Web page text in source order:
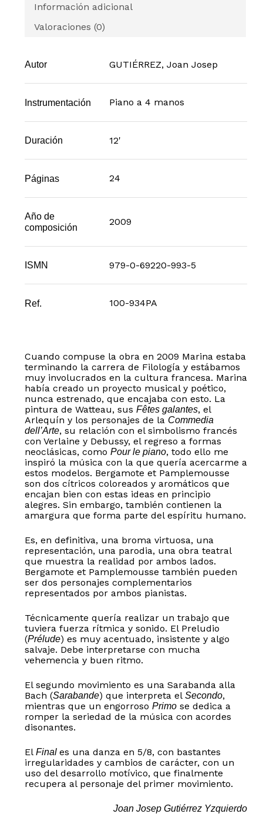
Información adicional
Valoraciones (0)
Autor GUTIÉRREZ, Joan Josep
Instrumentación Piano a 4 manos
Duración 12'
Páginas 24
Año de
composición
2009
ISMN 979-0-69220-993-5
Ref. 100-934PA
Cuando compuse la obra en 2009 Marina estaba
terminando la carrera de Filología y estábamos
muy involucrados en la cultura francesa. Marina
había creado un proyecto musical y poético,
nunca estrenado, que encajaba con esto. La
pintura de Watteau, sus Fêtes galantes, el
Arlequín y los personajes de la Commedia
dell’Arte, su relación con el simbolismo francés
con Verlaine y Debussy, el regreso a formas
neoclásicas, como Pour le piano, todo ello me
inspiró la música con la que quería acercarme a
estos modelos. Bergamote et Pamplemousse
son dos cítricos coloreados y aromáticos que
encajan bien con estas ideas en principio
alegres. Sin embargo, también contienen la
amargura que forma parte del espíritu humano.
Es, en definitiva, una broma virtuosa, una
representación, una parodia, una obra teatral
que muestra la realidad por ambos lados.
Bergamote et Pamplemousse también pueden
ser dos personajes complementarios
representados por ambos pianistas.
Técnicamente quería realizar un trabajo que
tuviera fuerza rítmica y sonido. El Preludio
(Prélude) es muy acentuado, insistente y algo
salvaje. Debe interpretarse con mucha
vehemencia y buen ritmo.
El segundo movimiento es una Sarabanda alla
Bach (Sarabande) que interpreta el Secondo,
mientras que un engorroso Primose dedica a
romper la seriedad de la música con acordes
disonantes.
El Final es una danza en 5/8, con bastantes
irregularidades y cambios de carácter, con un
uso del desarrollo motívico, que finalmente
recupera al personaje del primer movimiento.
Joan Josep Gutiérrez Yzquierdo